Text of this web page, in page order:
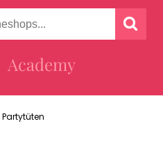
Academy
Partytüten